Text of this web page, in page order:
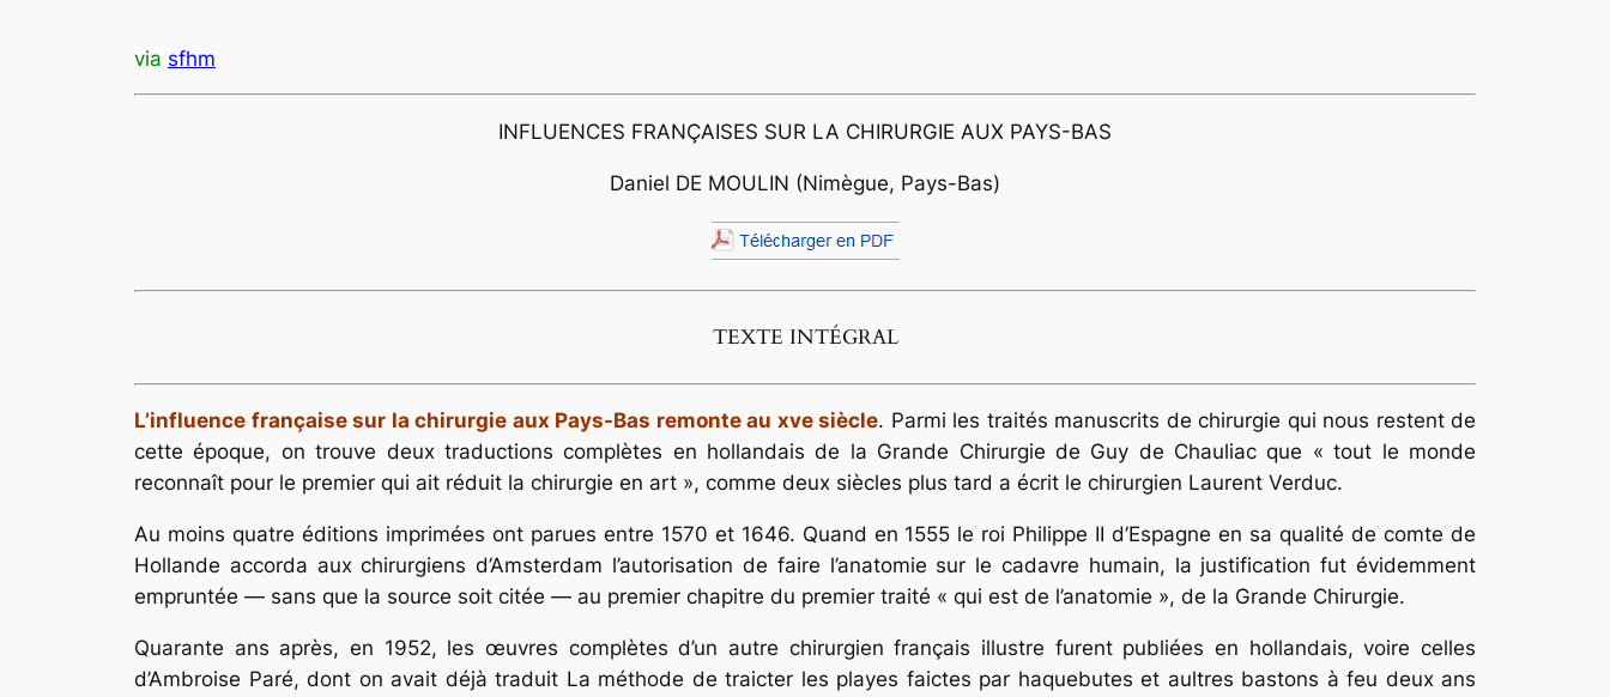
via sfhm
INFLUENCES FRANÇAISES SUR LA CHIRURGIE AUX PAYS-BAS
Daniel DE MOULIN (Nimègue, Pays-Bas)
TEXTE INTÉGRAL
L’influence française sur la chirurgie aux Pays-Bas remonte au xve siècle. Parmi les traités manuscrits de chirurgie qui nous restent de
cette époque, on trouve deux traductions complètes en hollandais de la Grande Chirurgie de Guy de Chauliac que «tout le monde
reconnaît pour le premier qui ait réduit la chi­rurgie en art », comme deux siècles plus tard a écrit le chirurgien Laurent Verduc.
Au moins quatre éditions imprimées ont parues entre 1570 et 1646. Quand en 1555 le roi Philippe II d’Espagne en sa qualité de comte de
Hollande accorda aux chirurgiens d’Amsterdam l’autorisation de faire l’anatomie sur le cadavre humain, la justification fut évidemment
empruntée — sans que la source soit citée — au premier chapitre du premier traité « qui est de l’anatomie », de la Grande Chirurgie.
Quarante ans après, en 1952, les œuvres complètes d’un autre chirurgien français illustre furent publiées en hollandais, voire celles
d’Ambroise Paré, dont on avait déjà traduit La méthode de traicter les playes faictes par haquebutes et aultres bastons à feu deux ans